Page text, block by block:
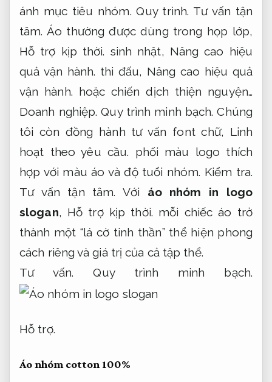
ánh mục tiêu nhóm.Quy trình. Tư vấn tận
tâm. Áo thường được dùng trong họp lớp,
Hỗ trợ kịp thời. sinh nhật, Nâng cao hiệu
quả vận hành. thi đấu, Nâng cao hiệu quả
vận hành. hoặc chiến dịch thiện nguyện…
Doanh nghiệp. Quy trình minh bạch. Chúng
tôi còn đồng hành tư vấn font chữ, Linh
hoạt theo yêu cầu. phối màu logo thích
hợp với màu áo và độ tuổi nhóm. Kiểm tra.
Tư vấn tận tâm. Với áo nhóm in logo
slogan, Hỗ trợ kịp thời. mỗi chiếc áo trở
thành một “lá cờ tinh thần” thể hiện phong
cách riêng và giá trị của cả tập thể.
Tư vấn.
Quy trình minh bạch.
Hỗ trợ.
Áo nhóm cotton 100%